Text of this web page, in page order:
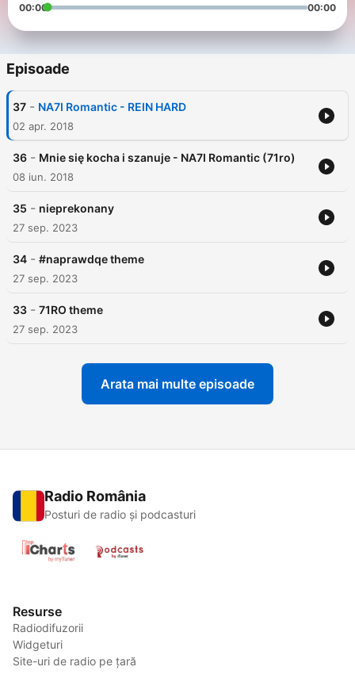
00:00 00:00
Episoade
37 - NA7I Romantic - REIN HARD
02 apr. 2018
36 - Mnie się kocha i szanuje - NA7I Romantic (71ro)
08 iun. 2018
35 - nieprekonany
27 sep. 2023
34 - #naprawdqe theme
27 sep. 2023
33 - 71RO theme
27 sep. 2023
Arata mai multe episoade
Radio România
Posturi de radio și podcasturi
Resurse
Radiodifuzorii
Widgeturi
Site-uri de radio pe țară